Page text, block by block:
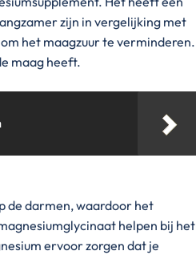
zijn in vergelijking met
het maagzuur te verminderen.
maag heeft.
de darmen, waardoor het
helpen bij het
ervoor zorgen dat je